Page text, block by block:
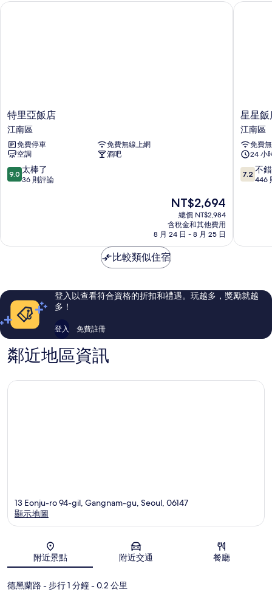
片
詳
特
里
亞
飯
店
江
南
特里亞飯店
江南區
免費停車
免費無線上網
空調
酒吧
9.0
分，
棒
評
論
9.0 太棒了
36 則評論
現
價
格
為
NT$2,694
NT$2,694
總價 NT$2,984
含稅金和其他費用
8 月 24 日 - 8 月 25 日
特里亞飯店
星
星
飯
店
江
南
區
星星飯
江南區
免費
24 小
7.2
分，
錯
評
論
7.2 不
446
星星飯店
比較類似住宿
登入以查看符合資格的折扣和禮遇。玩越多，獎勵就越
多！
登入 免費註冊
鄰近地區資訊
地圖
13 Eonju-ro 94-gil, Gangnam-gu, Seoul, 06147
顯示地圖
附近景點 附近交通 餐廳
德黑蘭路 - 步行 1 分鐘- 0.2 公里